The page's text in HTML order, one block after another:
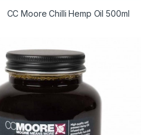
No se pudo cargar
CC Moore Chilli Hemp Oil 500ml